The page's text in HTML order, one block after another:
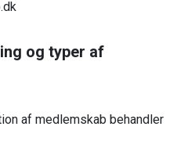
og typer af
af medlemskab behandler